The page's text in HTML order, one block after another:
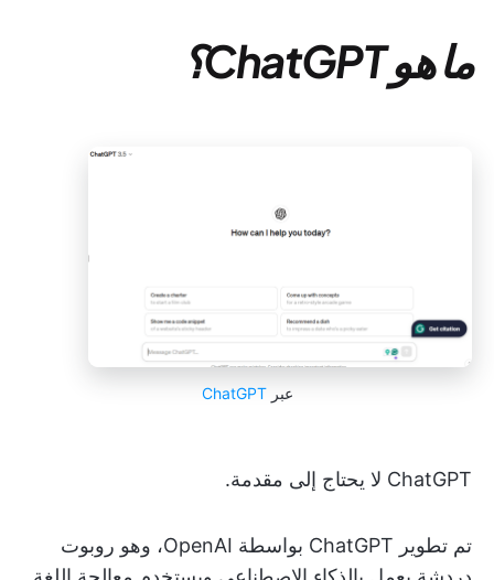
ما هو ChatGPT؟
عبرChatGPT
ChatGPT لا يحتاج إلى مقدمة.
تم تطوير ChatGPT بواسطة OpenAI، وهو روبوت